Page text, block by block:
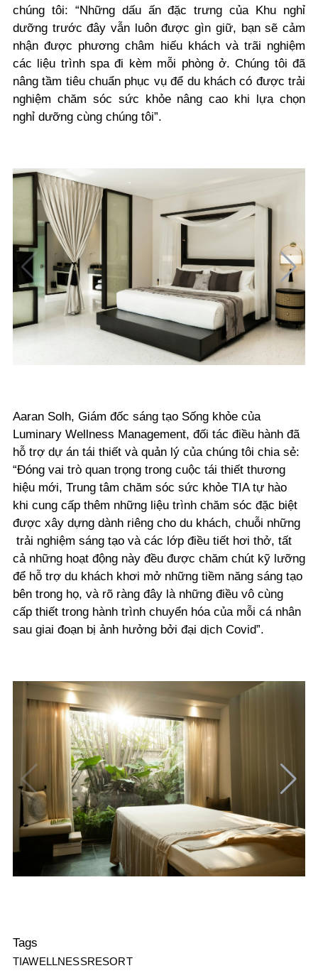
chúng tôi: “Những dấu ấn đặc trưng của Khu nghỉ
dưỡng trước đây vẫn luôn được gìn giữ, bạn sẽ cảm
nhận được phương châm hiếu khách và trãi nghiệm
các liệu trình spa đi kèm mỗi phòng ở. Chúng tôi đã
nâng tầm tiêu chuẩn phục vụ để du khách có được trải
nghiệm chăm sóc sức khỏe nâng cao khi lựa chọn
nghỉ dưỡng cùng chúng tôi”.
Aaran Solh, Giám đốc sáng tạo Sống khỏe của
Luminary Wellness Management, đối tác điều hành đã
hỗ trợ dự án tái thiết và quản lý của chúng tôi chia sẻ:
“Đóng vai trò quan trọng trong cuộc tái thiết thương
hiệu mới, Trung tâm chăm sóc sức khỏe TIA tự hào
khi cung cấp thêm những liệu trình chăm sóc đặc biệt
được xây dựng dành riêng cho du khách, chuỗi những
trải nghiệm sáng tạo và các lớp điều tiết hơi thở, tất
cả những hoạt động này đều được chăm chút kỹ lưỡng
để hỗ trợ du khách khơi mở những tiềm năng sáng tạo
bên trong họ, và rõ ràng đây là những điều vô cùng
cấp thiết trong hành trình chuyển hóa của mỗi cá nhân
sau giai đoạn bị ảnh hưởng bởi đại dịch Covid”.
Tags
TIAWELLNESSRESORT